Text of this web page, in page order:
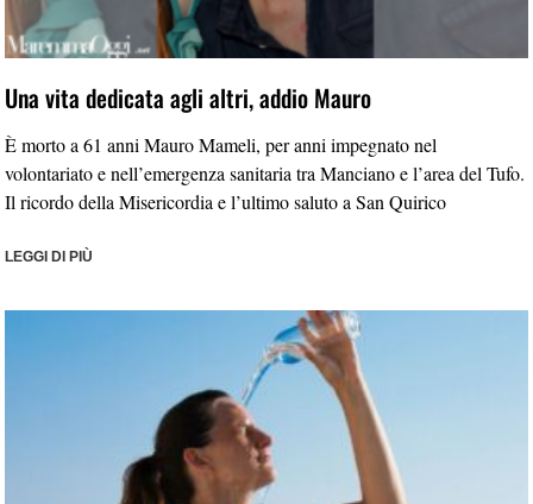
Una vita dedicata agli altri, addio Mauro
È morto a 61 anni Mauro Mameli, per anni impegnato nel
volontariato e nell’emergenza sanitaria tra Manciano e l’area del Tufo.
Il ricordo della Misericordia e l’ultimo saluto a San Quirico
LEGGI DI PIÙ